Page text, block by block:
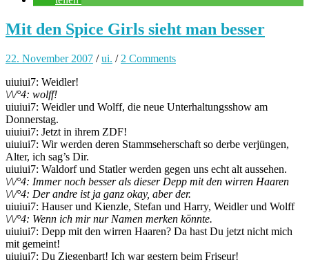
Mit den Spice Girls sieht man besser
22. November 2007 /ui. / 2 Comments
uiuiui7: Weidler!
\/\/°4: wolff!
uiuiui7: Weidler und Wolff, die neue Unterhaltungsshow am
Donnerstag.
uiuiui7: Jetzt in ihrem ZDF!
uiuiui7: Wir werden deren Stammseherschaft so derbe verjüngen,
Alter, ich sag’s Dir.
uiuiui7: Waldorf und Statler werden gegen uns echt alt aussehen.
\/\/°4: Immer noch besser als dieser Depp mit den wirren Haaren
\/\/°4: Der andre ist ja ganz okay, aber der.
uiuiui7: Hauser und Kienzle, Stefan und Harry, Weidler und Wolff
\/\/°4: Wenn ich mir nur Namen merken könnte.
uiuiui7: Depp mit den wirren Haaren? Da hast Du jetzt nicht mich
mit gemeint!
uiuiui7: Du Ziegenbart! Ich war gestern beim Friseur!